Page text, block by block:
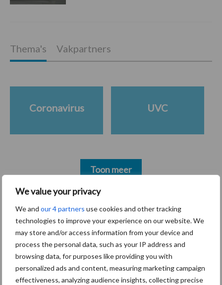
We value your privacy
We and our 4 partners use cookies and other tracking
technologies to improve your experience on our website. We
may store and/or access information from your device and
process the personal data, such as your IP address and
browsing data, for purposes like providing you with
personalized ads and content, measuring marketing campaign
effectiveness, analyzing audience insights, collecting precise
Primaire
Sidebar
Recent nieuws Partner nieuws
30 dec
Hervorming flexibele
arbeidscontracten kent mitsen en
maren
Thema's Vakpartners
Coronavirus UVC
Toon meer